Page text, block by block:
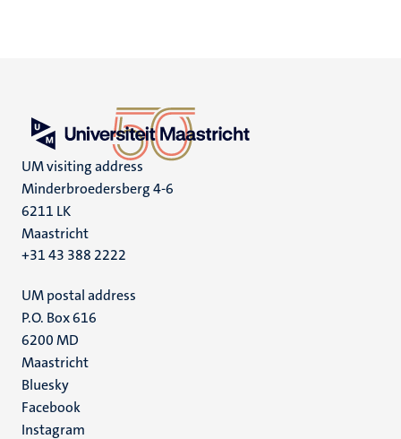
UM visiting address
Minderbroedersberg 4-6
6211 LK
Maastricht
+31 43 388 2222
UM postal address
P.O. Box 616
6200 MD
Maastricht
Social
media
Bluesky
Facebook
Instagram